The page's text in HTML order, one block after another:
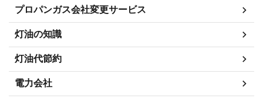
プロパンガス会社変更サービス
灯油の知識
灯油代節約
電力会社